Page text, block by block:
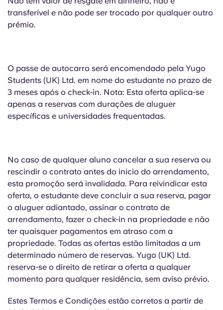
transferível e não pode ser trocado por qualquer outro
prémio.
O passe de autocarro será encomendado pela Yugo
Students (UK) Ltd. em nome do estudante no prazo de
3 meses após o check-in. Nota: Esta oferta aplica-se
apenas a reservas com durações de aluguer
específicas e universidades frequentadas.
No caso de qualquer aluno cancelar a sua reserva ou
rescindir o contrato antes do início do arrendamento,
esta promoção será invalidada. Para reivindicar esta
oferta, o estudante deve concluir a sua reserva, pagar
o aluguer adiantado, assinar o contrato de
arrendamento, fazer o check-in na propriedade e não
ter quaisquer pagamentos em atraso com a
propriedade. Todas as ofertas estão limitadas a um
determinado número de reservas. Yugo (UK) Ltd.
reserva-se o direito de retirar a oferta a qualquer
momento para qualquer residência, sem aviso prévio.
Estes Termos e Condições estão corretos a partir de